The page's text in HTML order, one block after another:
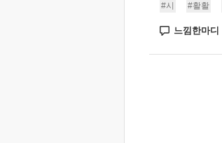
#시 #활활
느낌한마디